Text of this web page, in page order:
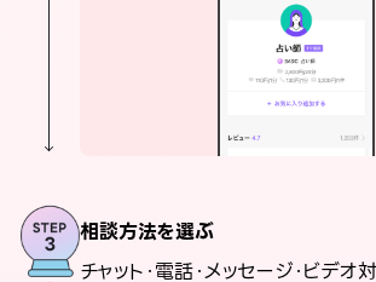
相談方法を選ぶ
チャット・電話・メッセージ・ビデ